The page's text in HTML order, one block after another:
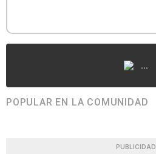
...
POPULAR EN LA COMUNIDAD
PUBLICIDAD